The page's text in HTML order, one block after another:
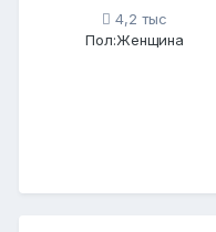
4,2 тыс
Пол:Женщина